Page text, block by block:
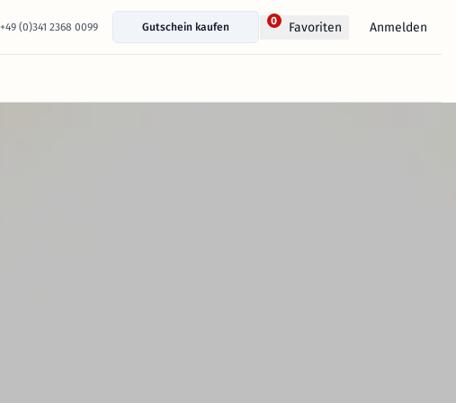
+49 (0)341 2368 0099 Gutschein kaufen
0 Favoriten Anmelden